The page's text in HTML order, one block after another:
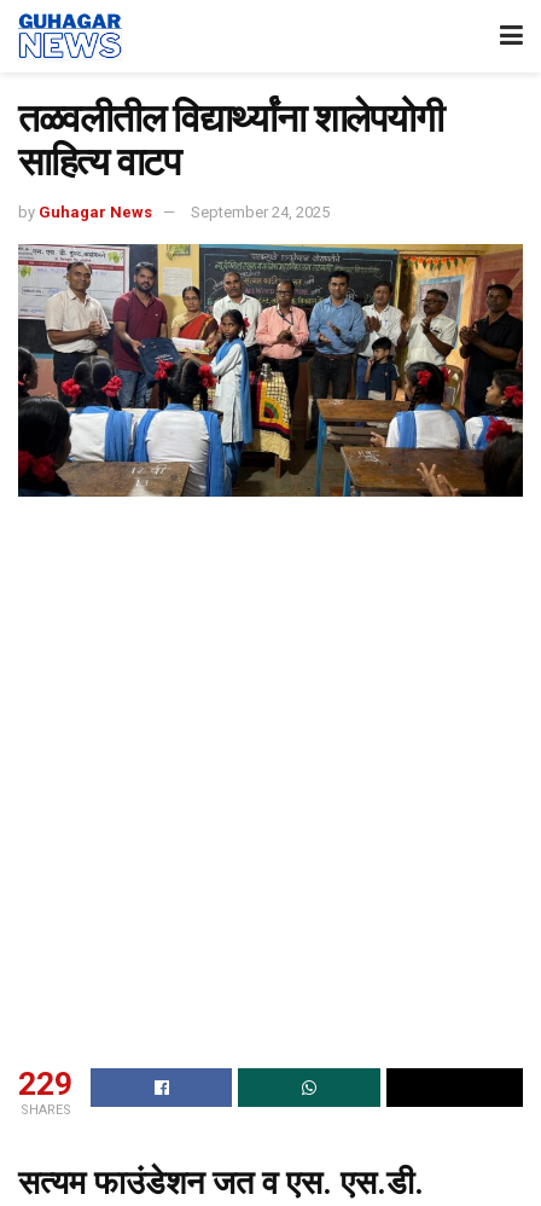
तळवलीतील विद्यार्थ्यांना शालेपयोगी
साहित्य वाटप
by Guhagar News September 24, 2025
229
SHARES
सत्यम फाउंडेशन जत व एस. एस.डी.